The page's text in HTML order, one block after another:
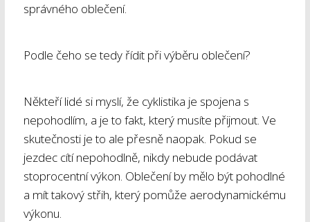
správného oblečení.
Podle čeho se tedy řídit při výběru oblečení?
Někteří lidé si myslí, že cyklistika je spojena s
nepohodlím, a je to fakt, který musíte přijmout. Ve
skutečnosti je to ale přesně naopak. Pokud se
jezdec cítí nepohodlně, nikdy nebude podávat
stoprocentní výkon. Oblečení by mělo být pohodlné
a mít takový střih, který pomůže aerodynamickému
výkonu.